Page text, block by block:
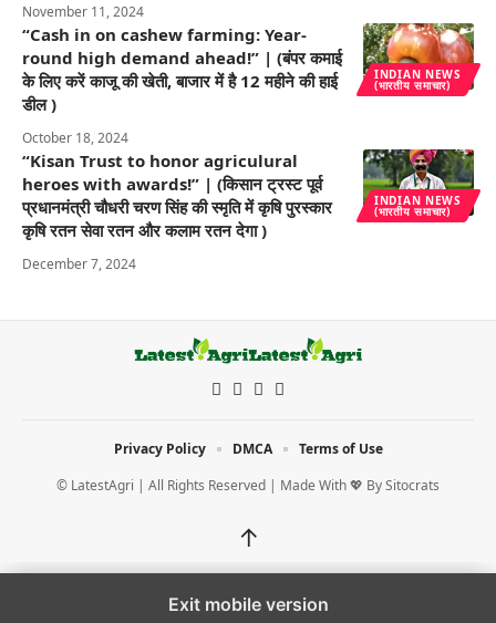
November 11, 2024
INDIAN NEWS
(भारतीय समाचार)
“Cash in on cashew farming: Year-
round high demand ahead!” | (बंपर कमाई
के लिए करें काजू की खेती, बाजार में है 12 महीने की हाई
डील )
October 18, 2024
INDIAN NEWS
(भारतीय समाचार)
“Kisan Trust to honor agriculural
heroes with awards!” | (किसान ट्रस्ट पूर्व
प्रधानमंत्री चौधरी चरण सिंह की स्मृति में कृषि पुरस्कार
कृषि रतन सेवा रतन और कलाम रतन देगा )
December 7, 2024
© LatestAgri | All Rights Reserved | Made With 💖 BySitocrats
Privacy Policy DMCA Terms of Use
↑
Exit mobile version